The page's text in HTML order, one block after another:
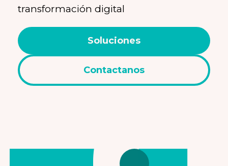
transformación digital
Soluciones
Contactanos